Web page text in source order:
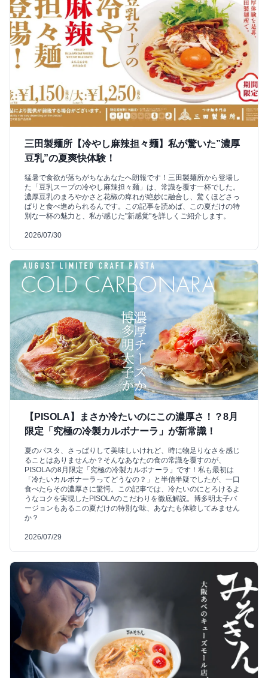
三田製麺所【冷やし麻辣担々麺】私が驚いた”濃厚
豆乳”の夏爽快体験！
猛暑で食欲が落ちがちなあなたへ朗報です！三田製麺所から登場し
た「豆乳スープの冷やし麻辣担々麺」は、常識を覆す一杯でした。
濃厚豆乳のまろやかさと花椒の痺れが絶妙に融合し、驚くほどさっ
ぱりと食べ進められるんです。この記事を読めば、この夏だけの特
別な一杯の魅力と、私が感じた"新感覚"を詳しくご紹介します。
2026/07/30
【PISOLA】まさか冷たいのにこの濃厚さ！？8月
限定「究極の冷製カルボナーラ」が新常識！
夏のパスタ、さっぱりして美味しいけれど、時に物足りなさを感じ
ることはありませんか？そんなあなたの食の常識を覆すのが、
PISOLAの8月限定「究極の冷製カルボナーラ」です！私も最初は
「冷たいカルボナーラってどうなの？」と半信半疑でしたが、一口
食べたらその濃厚さに驚愕。この記事では、冷たいのにとろけるよ
うなコクを実現したPISOLAのこだわりを徹底解説。博多明太子バ
ージョンもあるこの夏だけの特別な味、あなたも体験してみません
か？
2026/07/29